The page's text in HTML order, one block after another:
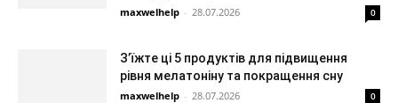
maxwelhelp - 28.07.2026 0
З’їжте ці 5 продуктів для підвищення
рівня мелатоніну та покращення сну
maxwelhelp - 28.07.2026 0